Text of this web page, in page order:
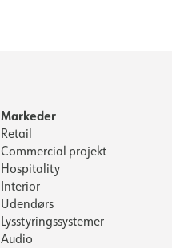
Markeder
Retail
Commercial projekt
Hospitality
Interior
Udendørs
Lysstyringssystemer
Audio